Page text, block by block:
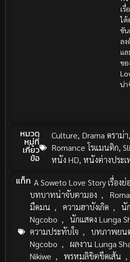
เรื่
ได้
ขัน
ลง
แ
ขอ
น่า
หมวด
หมู่ที่
เกี่ยว
ข้อ
Culture, Drama ดราม่า,
Romance โรแมนติก,
หนัง HD, หนังต่างประเ
แท็ก A Soweto Love Story เรื่องย่อ
บทบาทน่าจับตามอง ,
มืดมน , ความฮาบังเกิด ,
นั
Ngcobo , นักแสดง Lunga
ความประทับใจ , บทภาพยน
Ngcobo , ผลงาน Lunga
Nikiwe , พรหมลิขิตขีดเส้น ,